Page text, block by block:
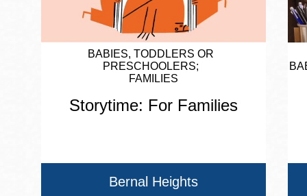
BABIES, TODDLERS OR
PRESCHOOLERS
FAMILIES
Storytime: For Families
Bernal Heights